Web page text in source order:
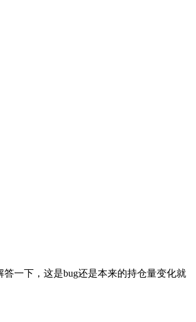
一下，这是bug还是本来的持仓量变化就